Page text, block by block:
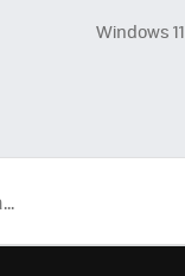
Windows 11